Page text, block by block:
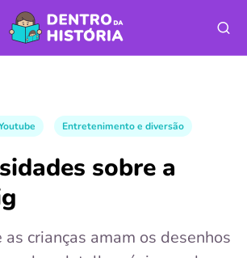
Entretenimento e diversão
sobre a
crianças amam os desenhos